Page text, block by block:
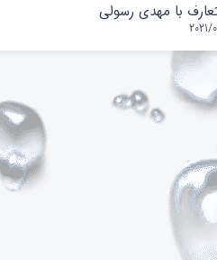
با مهدی رسولی
2021/